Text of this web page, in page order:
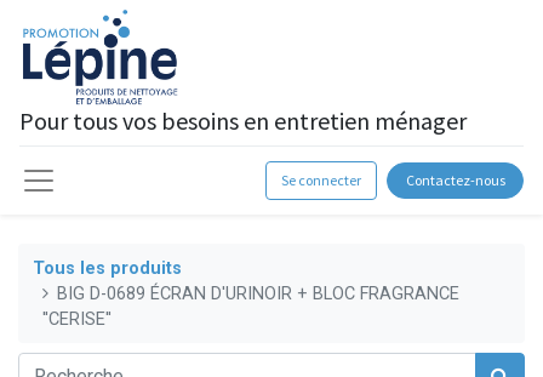
Pour tous vos besoins en entretien ménager
Se connecter Contactez-nous
Tous les produits
BIG D-0689 ÉCRAN D'URINOIR + BLOC FRAGRANCE
''CERISE''